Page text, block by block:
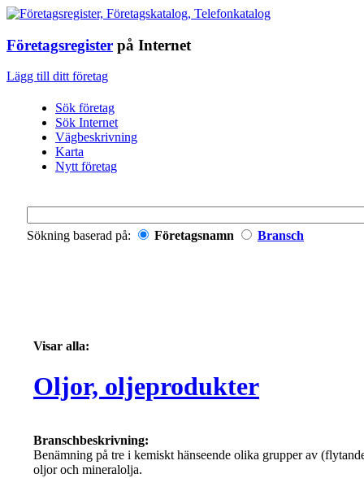
Företagsregister på Internet
Lägg till ditt företag
Sök företag
Sök Internet
Vägbeskrivning
Karta
Nytt företag
Sökning baserad på: Företagsnamn Bransch
Visar alla:
Oljor, oljeprodukter
Branschbeskrivning:
Benämning på tre i kemiskt hänseende olika grupper av
oljor och mineralolja.